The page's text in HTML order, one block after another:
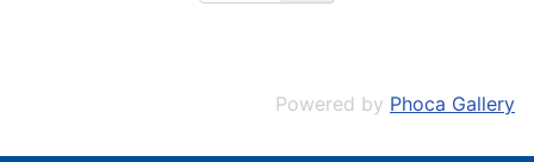
Powered by Phoca Gallery